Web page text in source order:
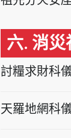
六. 消
討糧求財科
天羅地網科